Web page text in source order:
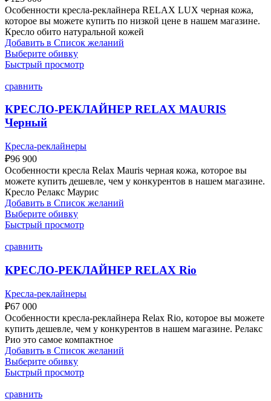
Особенности кресла-реклайнера RELAX LUX черная кожа,
которое вы можете купить по низкой цене в нашем магазине.
Кресло обито натуральной кожей
Добавить в Список желаний
Выберите обивку
Быстрый просмотр
сравнить
КРЕСЛО-РЕКЛАЙНЕР RELAX MAURIS
Черный
Кресла-реклайнеры
₽96 900
Особенности кресла Relax Mauris черная кожа, которое вы
можете купить дешевле, чем у конкурентов в нашем магазине.
Кресло Релакс Маурис
Добавить в Список желаний
Выберите обивку
Быстрый просмотр
сравнить
КРЕСЛО-РЕКЛАЙНЕР RELAX Rio
Кресла-реклайнеры
₽67 000
Особенности кресла-реклайнера Relax Rio, которое вы можете
купить дешевле, чем у конкурентов в нашем магазине. Релакс
Рио это самое компактное
Добавить в Список желаний
Выберите обивку
Быстрый просмотр
сравнить